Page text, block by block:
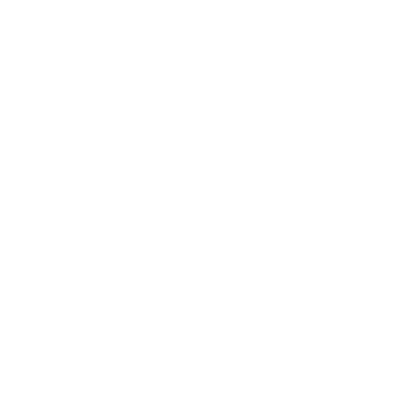
USt wieder vom
sprich Sie müssen
gleich gegenverrechnet.